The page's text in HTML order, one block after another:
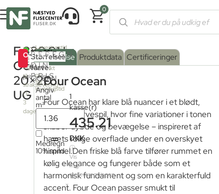
0
Forside/Shop/Fliser og klinker
Four
Ocean
20×20
UG
320,01kr.
pr.
M²
16.32m2
på
lager
til
strakslevering
(1-
3
dage)
Leveringstid
fra
fjernlager:
Kontakt
os
for
leveringstid
OUTLET
Serie
farve:
OCEAN
Overflade:
Mat
Mat
Størrelse
BEREGN
DIN
PRIS
Angiv
antal
m²
Medregn
10% spild
=
1
kasse(r)
435.21
DKK
ⓘ
Vis
mig
mellemregningen
Beskrivelse Produktdata Certificeringer
Four Ocean
Four Ocean har klare blå nuancer i et blødt,
levende farvespil, hvor fine variationer i tonen
skaber dybde og bevægelse – inspireret af
havets rolige overflade under en overskyet
himmel.Den friske blå farve tilfører rummet en
kølig elegance og fungerer både som et
harmonisk fundament og som en karakterfuld
accent. Four Ocean passer smukt til